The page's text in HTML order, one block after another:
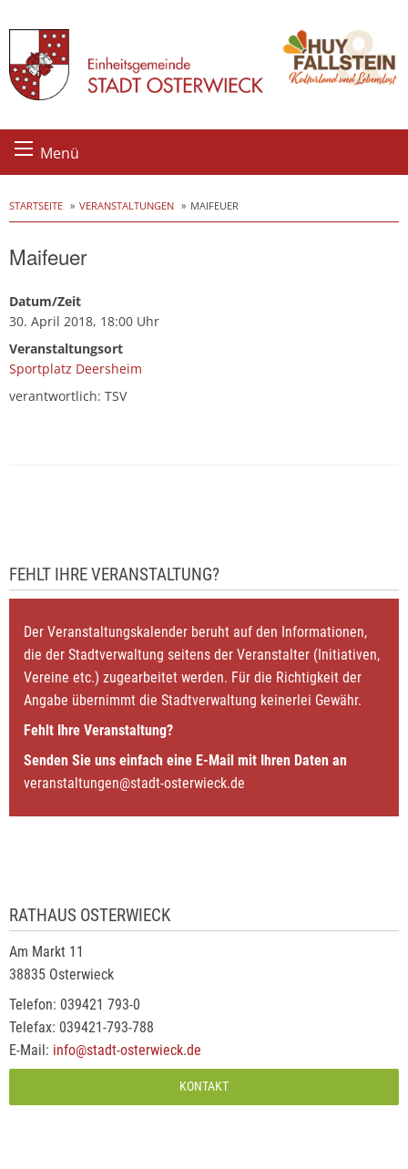
Skip
Menü
STARTSEITE VERANSTALTUNGEN MAIFEUER
Maifeuer
Datum/Zeit
30. April 2018, 18:00 Uhr
Veranstaltungsort
Sportplatz Deersheim
verantwortlich: TSV
FEHLT IHRE VERANSTALTUNG?
Der Veranstaltungskalender beruht auf den Informationen,
die der Stadtverwaltung seitens der Veranstalter (Initiativen,
Vereine etc.) zugearbeitet werden. Für die Richtigkeit der
Angabe übernimmt die Stadtverwaltung keinerlei Gewähr.
Fehlt Ihre Veranstaltung?
Senden Sie uns einfach eine E-Mail mit Ihren Daten an
veranstaltungen@stadt-osterwieck.de
RATHAUS OSTERWIECK
Am Markt 11
38835 Osterwieck
Telefon: 039421 793-0
Telefax: 039421-793-788
E-Mail: info@stadt-osterwieck.de
KONTAKT